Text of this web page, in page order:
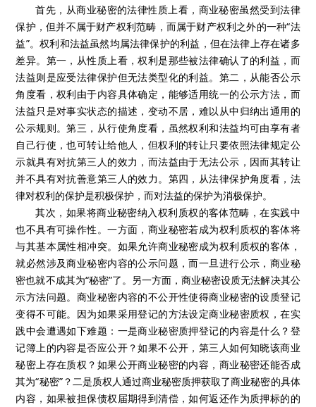
首先，从商业秘密的法律性质上看，商业秘密虽然受到法律
保护，但并不属于财产权利范畴，而属于财产权利之外的一种“法
益”。权利和法益虽然均属法律保护的利益，但在法律上存在诸多
差异。第一，从性质上看，权利是那些被法律确认了的利益，而
法益则是应受法律保护但无法类型化的利益。第二，从能否公示
角度看，权利由于内容具体确定，能够适用统一的公示方法，而
法益只是对事实状态的描述，变动不居，难以从中归纳出通用的
公示规则。第三，从行使角度看，虽然权利和法益均可由享有者
自己行使，也可转让给他人，但权利的转让只要依照法律规定公
示就具有对抗第三人的效力，而法益由于无法公示，因而其转让
并不具有对抗善意第三人的效力。第四，从法律保护角度看，法
律对权利的保护是积极保护，而对法益的保护为消极保护。
其次，如果将商业秘密纳入权利质权的客体范畴，在实践中
也不具有可操作性。一方面，商业秘密若成为权利质权的客体将
与其基本属性相冲突。如果允许商业秘密成为权利质权的客体，
就必然涉及商业秘密内容的公示问题，而一旦进行公示，商业秘
密也就不成其为“秘密”了。另一方面，商业秘密设质无法解决其公
示方法问题。商业秘密内容的不公开性使得商业秘密的设质登记
变得不可能。因为如果采用登记的方法设定商业秘密质权，在实
践中会遭遇如下难题：一是商业秘密质押登记的内容是什么？登
记簿上的内容是否应公开？如果不公开，第三人如何知晓该商业
秘密上存在质权？如果公开商业秘密的内容，商业秘密还能否成
其为“秘密”？二是质权人通过商业秘密质押获取了商业秘密的具体
内容，如果被担保债权届期得到清偿，如何返还作为质押标的的